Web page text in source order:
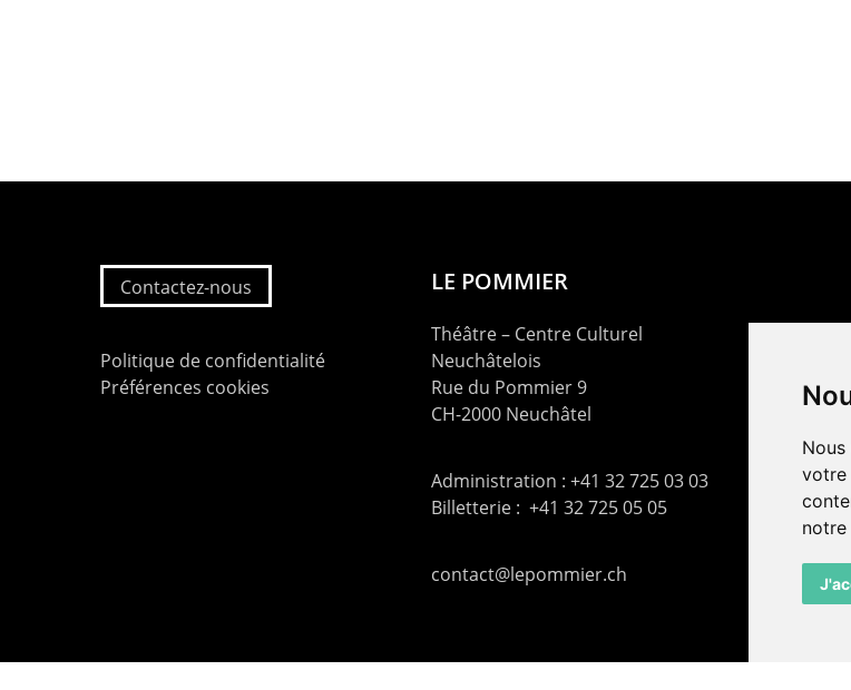
votre
Contactez-nous
Politique de confidentialité
Préférences cookies
LE POMMIER
Théâtre – Centre Culturel
Neuchâtelois
Rue du Pommier 9
CH-2000 Neuchâtel
Administration : +41 32 725 03 03
Billetterie : +41 32 725 05 05
contact@lepommier.ch